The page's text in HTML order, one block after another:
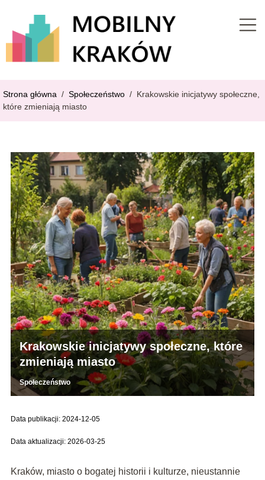
Strona główna / Społeczeństwo / Krakowskie inicjatywy społeczne,
które zmieniają miasto
Krakowskie inicjatywy społeczne, które
zmieniają miasto
Społeczeństwo
Data publikacji: 2024-12-05
Data aktualizacji: 2026-03-25
Kraków, miasto o bogatej historii i kulturze, nieustannie